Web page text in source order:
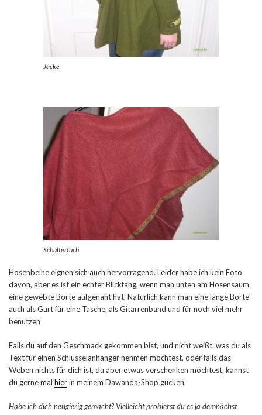
Jacke
Schultertuch
Hosenbeine eignen sich auch hervorragend. Leider habe ich kein Foto
davon, aber es ist ein echter Blickfang, wenn man unten am Hosensaum
eine gewebte Borte aufgenäht hat. Natürlich kann man eine lange Borte
auch als Gurt für eine Tasche, als Gitarrenband und für noch viel mehr
benutzen
Falls du auf den Geschmack gekommen bist, und nicht weißt, was du als
Text für einen Schlüsselanhänger nehmen möchtest, oder falls das
Weben nichts für dich ist, du aber etwas verschenken möchtest, kannst
du gerne mal hierin meinem Dawanda-Shop gucken.
Habe ich dich neugierig gemacht? Vielleicht probierst du es ja demnächst